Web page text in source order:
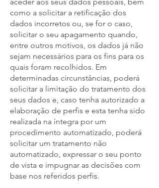
como a solicitar a retificação dos
dados incorretos ou, se for o caso,
solicitar o seu apagamento quando,
entre outros motivos, os dados já não
sejam necessários para os fins para os
quais foram recolhidos. Em
determinadas circunstâncias, poderá
solicitar a limitação do tratamento dos
seus dados e, caso tenha autorizado a
elaboração de perfis e esta tenha sido
realizada na íntegra por um
procedimento automatizado, poderá
solicitar um tratamento não
automatizado, expressar o seu ponto
de vista e impugnar as decisões com
base nos referidos perfis.